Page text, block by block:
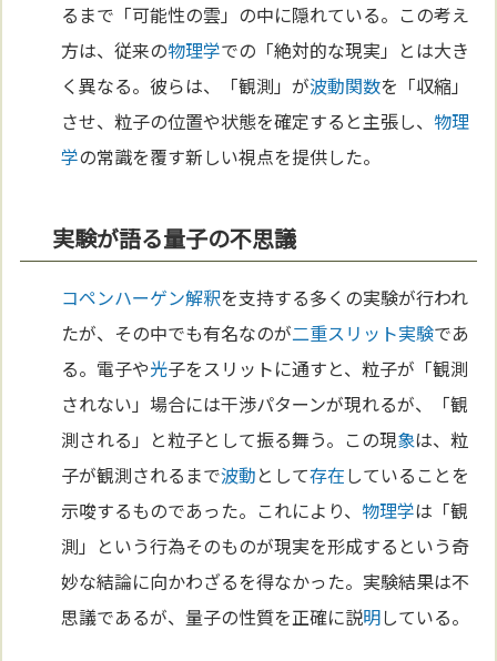
るまで「可能性の雲」の中に隠れている。この考え
方は、従来の物理学での「絶対的な現実」とは大き
く異なる。彼らは、「観測」が波動関数を「収縮」
させ、粒子の位置や状態を確定すると主張し、 物理
学の常識を覆す新しい視点を提供した。
実験が語る量子の不思議
コペンハーゲン解釈を支持する多くの実験が行われ
たが、その中でも有名なのが二重スリット実験であ
る。電子や光子をスリットに通すと、粒子が「観測
されない」場合には干渉パターンが現れるが、「観
測される」と粒子として振る舞う。この現象は、粒
子が観測されるまで波動として存在していることを
示唆するものであった。これにより、 物理学は「観
測」という行為そのものが現実を形成するという奇
妙な結論に向かわざるを得なかった。実験結果は不
思議であるが、量子の性質を正確に説明している。